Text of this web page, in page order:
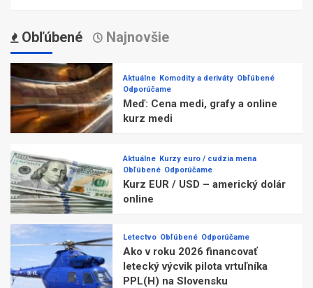
Obľúbené Najnovšie
Aktuálne Komodity a deriváty Obľúbené
Odporúčame
Meď: Cena medi, grafy a online
kurz medi
Aktuálne Kurzy euro / cudzia mena
Obľúbené Odporúčame
Kurz EUR / USD – americký dolár
online
Letectvo Obľúbené Odporúčame
Ako v roku 2026 financovať
letecký výcvik pilota vrtuľníka
PPL(H) na Slovensku